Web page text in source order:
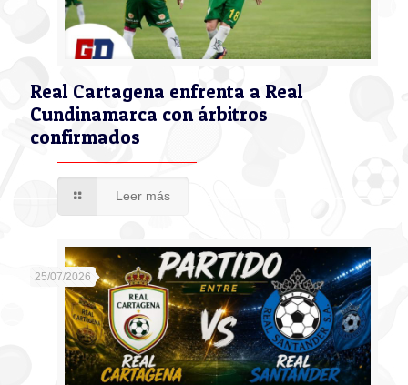
Real Cartagena enfrenta a Real
Cundinamarca con árbitros
confirmados
Leer más
25/07/2026